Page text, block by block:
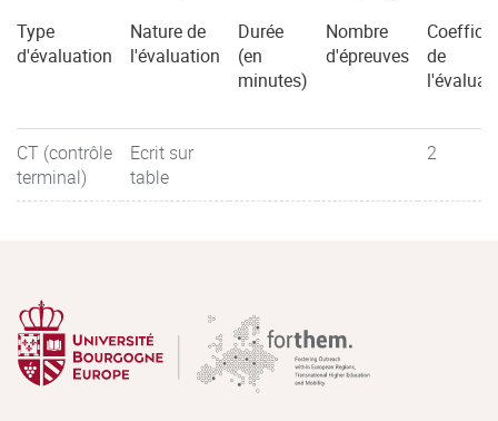
Type
d'évaluation
Nature de
l'évaluation
Durée
(en
minutes)
Nombre
d'épreuves
de
CT (contrôle
terminal)
Ecrit sur
table
2